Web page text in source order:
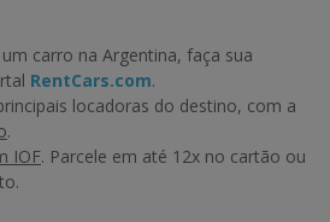
carro na Argentina, faça sua
RentCars.com.
locadoras do destino, com a
.
IOF. Parcele em até 12x no cartão ou